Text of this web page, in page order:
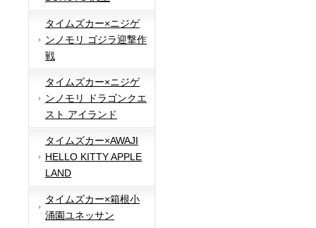
タイムズカー×ニジゲ
ンノモリ ゴジラ迎撃作
戦
タイムズカー×ニジゲ
ンノモリ ドラゴンクエ
スト アイランド
タイムズカー×AWAJI
HELLO KITTY APPLE
LAND
タイムズカー×箱根小
涌園ユネッサン